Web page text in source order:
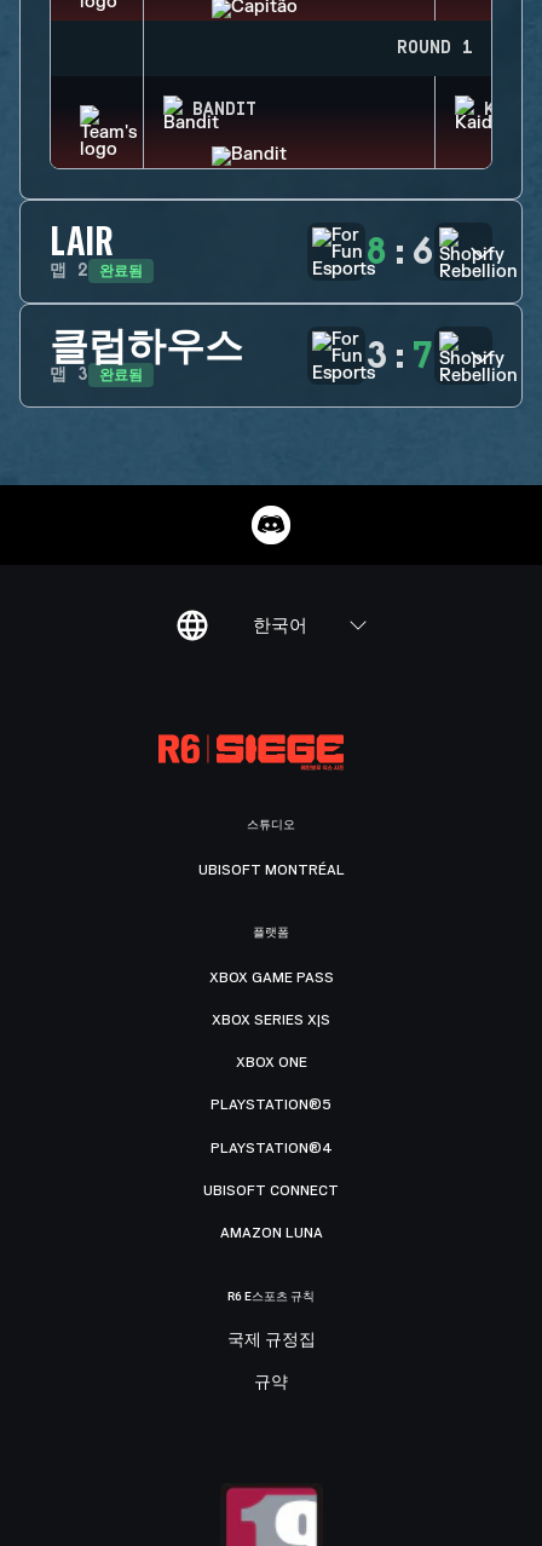
ROUND 1
BANDIT KAID
LAIR
맵 2 완료됨 8 : 6
클럽하우스
맵 3 완료됨 3 : 7
한국어
스튜디오
UBISOFT MONTRÉAL
플랫폼
XBOX GAME PASS
XBOX SERIES X|S
XBOX ONE
PLAYSTATION®5
PLAYSTATION®4
UBISOFT CONNECT
AMAZON LUNA
R6 E스포츠 규칙
국제 규정집
규약